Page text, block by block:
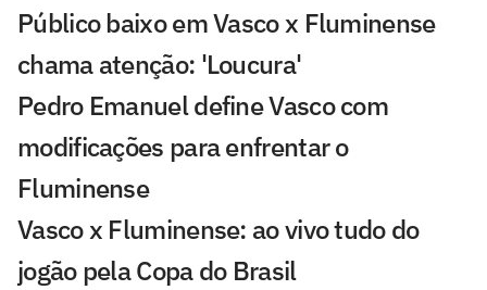
Público baixo em Vasco x Fluminense
chama atenção: 'Loucura'
Pedro Emanuel define Vasco com
modificações para enfrentar o
Fluminense
Vasco x Fluminense: ao vivo tudo do
jogão pela Copa do Brasil